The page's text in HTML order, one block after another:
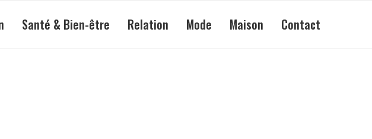
Santé & Bien-être Relation Mode Maison Contact